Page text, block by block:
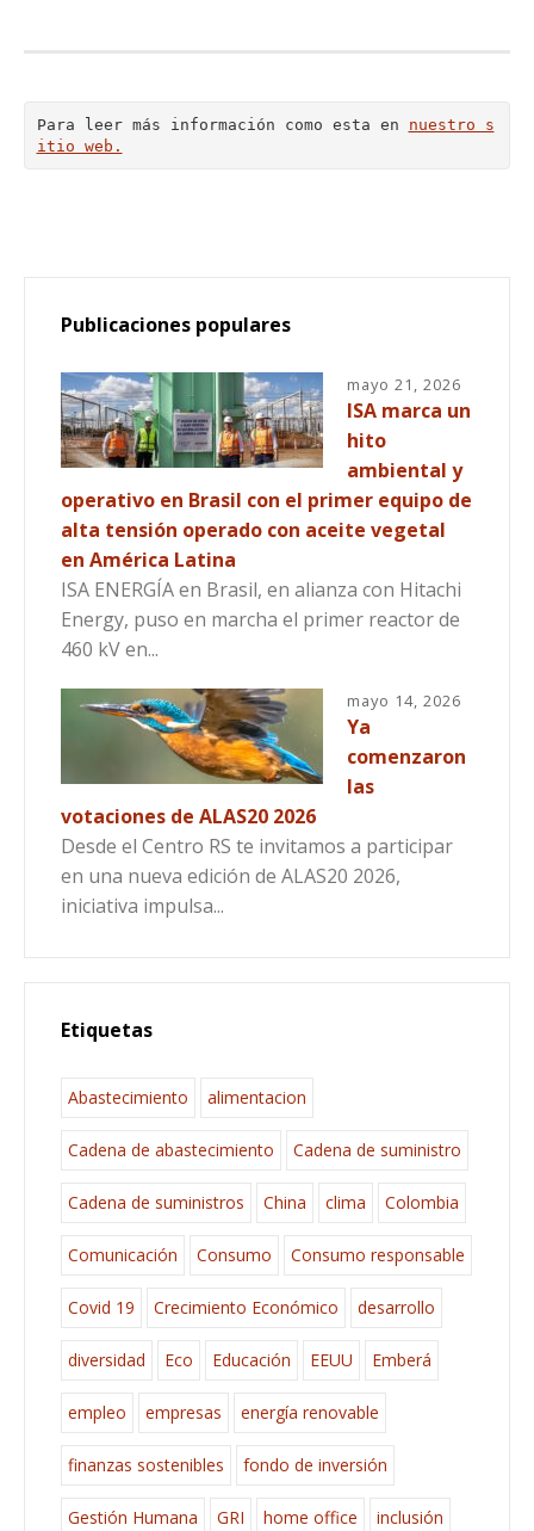
Para leer más información como esta en nuestro s
itio web.
Publicaciones populares
mayo 21, 2026
ISA marca un
hito
ambiental y
operativo en Brasil con el primer equipo de
alta tensión operado con aceite vegetal
en América Latina
ISA ENERGÍA en Brasil, en alianza con Hitachi
Energy, puso en marcha el primer reactor de
460 kV en...
mayo 14, 2026
Ya
comenzaron
las
votaciones de ALAS20 2026
Desde el Centro RS te invitamos a participar
en una nueva edición de ALAS20 2026,
iniciativa impulsa...
Etiquetas
Abastecimiento alimentacion
Cadena de abastecimiento Cadena de suministro
Cadena de suministros China clima Colombia
Comunicación Consumo Consumo responsable
Covid 19 Crecimiento Económico desarrollo
diversidad Eco Educación EEUU Emberá
empleo empresas energía renovable
finanzas sostenibles fondo de inversión
Gestión Humana GRI home office inclusión